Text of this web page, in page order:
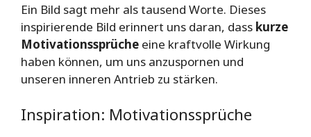
Ein Bild sagt mehr als tausend Worte. Dieses
inspirierende Bild erinnert uns daran, dass kurze
Motivationssprüche eine kraftvolle Wirkung
haben können, um uns anzuspornen und
unseren inneren Antrieb zu stärken.
Inspiration: Motivationssprüche